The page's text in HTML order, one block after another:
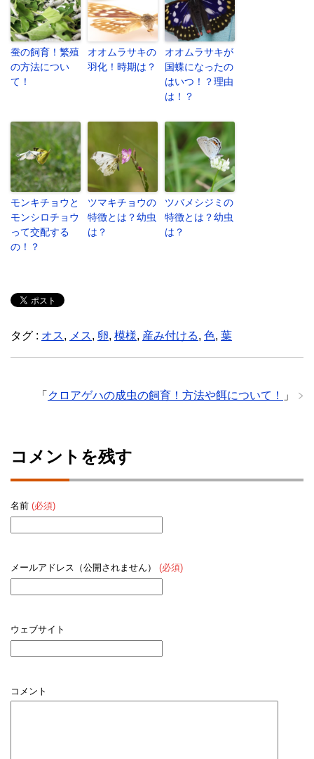
蚕の飼育！繁殖
の方法につい
て！
オオムラサキの
羽化！時期は？
オオムラサキが
国蝶になったの
はいつ！？理由
は！？
モンキチョウと
モンシロチョウ
って交配する
の！？
ツマキチョウの
特徴とは？幼虫
は？
ツバメシジミの
特徴とは？幼虫
は？
タグ : オス, メス, 卵, 模様, 産み付ける, 色, 葉
「 クロアゲハの成虫の飼育！方法や餌について！ 」
コメントを残す
名前 (必須)
メールアドレス（公開されません） (必須)
ウェブサイト
コメント